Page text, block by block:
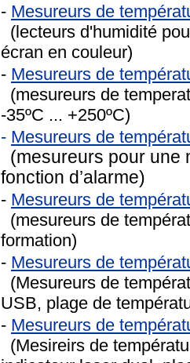
- Mesureurs de
(lecteurs d'humidité
écran en couleur)
- Mesureurs de
(mesureurs de
-35ºC ... +250ºC)
- Mesureurs de
(mesureurs pour une
fonction d’alarme)
- Mesureurs de
(mesureurs de
formation)
- Mesureurs de
(Mesureurs de
USB, plage de
- Mesureurs de
(Mesireirs de